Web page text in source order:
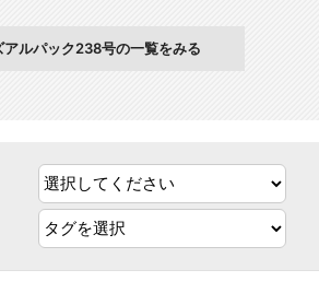
アルパック238号の一覧をみる